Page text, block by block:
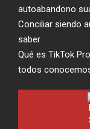
autoabandono
Conciliar siendo
saber
Qué es TikTok
todos